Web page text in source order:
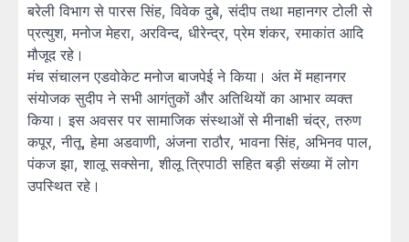
बरेली विभाग से पारस सिंह, विवेक दुबे, संदीप तथा महानगर टोली से
प्रत्युश, मनोज मेहरा, अरविन्द, धीरेन्द्र, प्रेम शंकर, रमाकांत आदि
मौजूद रहे।
मंच संचालन एडवोकेट मनोज बाजपेई ने किया। अंत में महानगर
संयोजक सुदीप ने सभी आगंतुकों और अतिथियों का आभार व्यक्त
किया। इस अवसर पर सामाजिक संस्थाओं से मीनाक्षी चंद्र, तरुण
कपूर, नीतू, हेमा अडवाणी, अंजना राठौर, भावना सिंह, अभिनव पाल,
पंकज झा, शालू सक्सेना, शीलू त्रिपाठी सहित बड़ी संख्या में लोग
उपस्थित रहे।